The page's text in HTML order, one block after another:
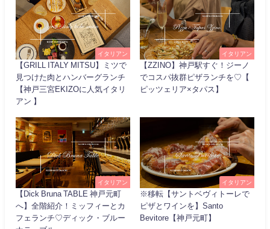
イタリアン
【GRILL ITALY MITSU】ミツで
見つけた肉とハンバーグランチ
【神戸三宮EKIZOに人気イタリ
アン 】
イタリアン
【ZZINO】神戸駅すぐ！ジーノ
でコスパ抜群ピザランチを♡【
ピッツェリア×タパス】
イタリアン
【Dick Bruna TABLE 神戸元町
へ】全階紹介！ミッフィーとカ
フェランチ♡ディック・ブルー
イタリアン
※移転【サントベヴィトーレで
ピザとワインを】Santo
Bevitore【神戸元町】